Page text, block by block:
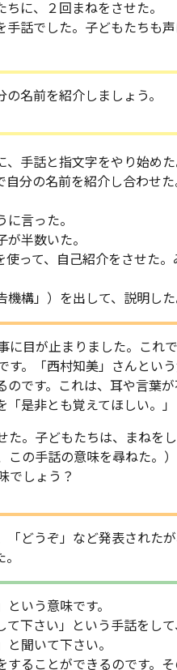
に、２回まねをさせた。
話でした。子どもたちも
名前を紹介しましょう。
手話と指文字をやり始めた
分の名前を紹介し合わせ
言った。
半数いた。
って、自己紹介をさせた
構」）を出して、説明した
に目が止まりました。これ
す。「西村知美」さんとい
のです。これは、耳や言葉
是非とも覚えてほしい。」
た。子どもたちは、まねを
この手話の意味を尋ねた。）
でしょう？
どうぞ」など発表されたが
いう意味です。
下さい」という手話をし
聞いて下さい。
ることができるのです。